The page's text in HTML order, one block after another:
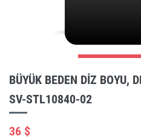
BÜYÜK BEDEN DIZ BOYU,
SV-STL10840-02
36 $